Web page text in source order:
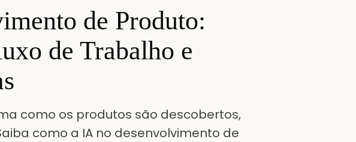
de Produto:
de Trabalho e
como os produtos são descobertos,
como a IA no desenvolvimento de